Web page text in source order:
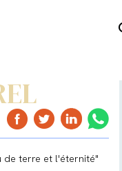
de terre et l'éternité"